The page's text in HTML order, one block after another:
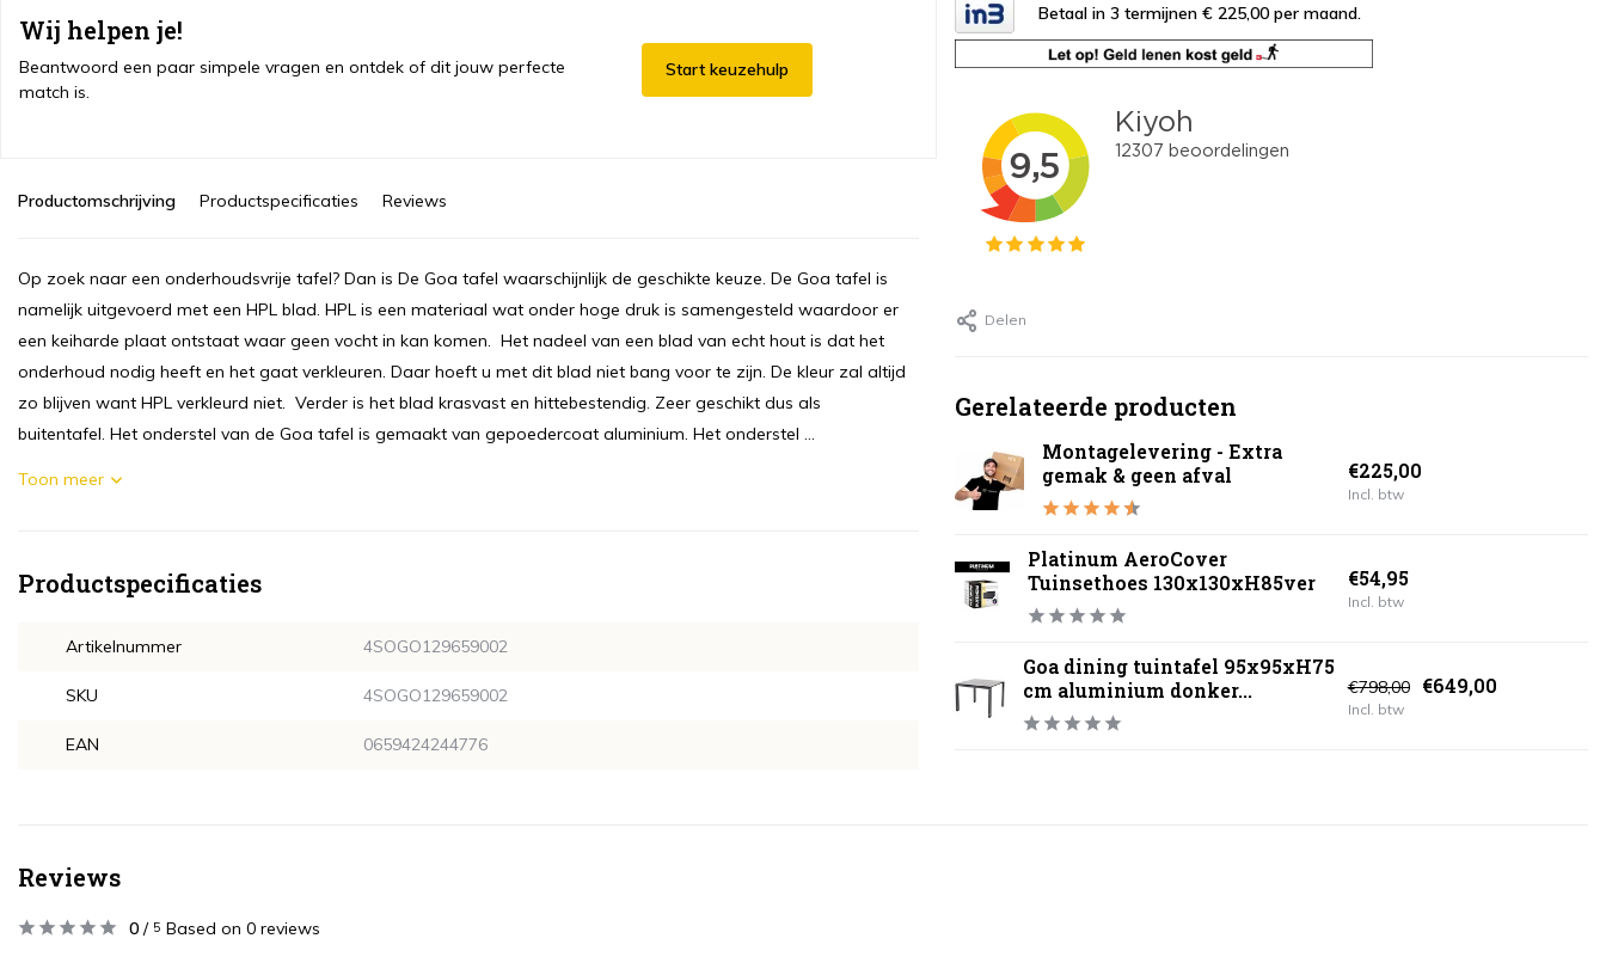
Wij helpen je!
Beantwoord een paar simpele vragen en ontdek of dit jouw perfecte
match is.
Start keuzehulp
Productomschrijving Productspecificaties Reviews
Op zoek naar een onderhoudsvrije tafel? Dan is De Goa tafel waarschijnlijk de geschikte keuze. De Goa tafel is
namelijk uitgevoerd met een HPL blad. HPL is een materiaal wat onder hoge druk is samengesteld waardoor er
een keiharde plaat ontstaat waar geen vocht in kan komen. Het nadeel van een blad van echt hout is dat het
onderhoud nodig heeft en het gaat verkleuren. Daar hoeft u met dit blad niet bang voor te zijn. De kleur zal altijd
zo blijven want HPL verkleurd niet. Verder is het blad krasvast en hittebestendig. Zeer geschikt dus als
buitentafel. Het onderstel van de Goa tafel is gemaakt van gepoedercoat aluminium. Het onderstel ...
Toon meer
Productspecificaties
Artikelnummer 4SOGO129659002
SKU 4SOGO129659002
EAN 0659424244776
Betaal in 3 termijnen € 225,00 per maand.
Delen
Gerelateerde producten
Montagelevering - Extra
gemak & geen afval
€225,00
Incl. btw
Platinum AeroCover
Tuinsethoes 130x130xH85ver
€54,95
Incl. btw
Goa dining tuintafel 95x95xH75
cm aluminium donker...
€798,00 €649,00
Incl. btw
Reviews
0 / 5 Based on 0 reviews